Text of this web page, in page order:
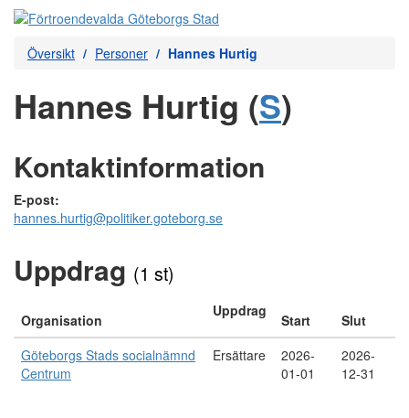
Översikt Personer Hannes Hurtig
Hannes Hurtig (S)
Kontaktinformation
E-post:
hannes.hurtig@politiker.goteborg.se
Uppdrag (1 st)
Organisation
Uppdrag
Start
Slut
Göteborgs Stads socialnämnd
Centrum
Ersättare
2026-
01-01
2026-
12-31